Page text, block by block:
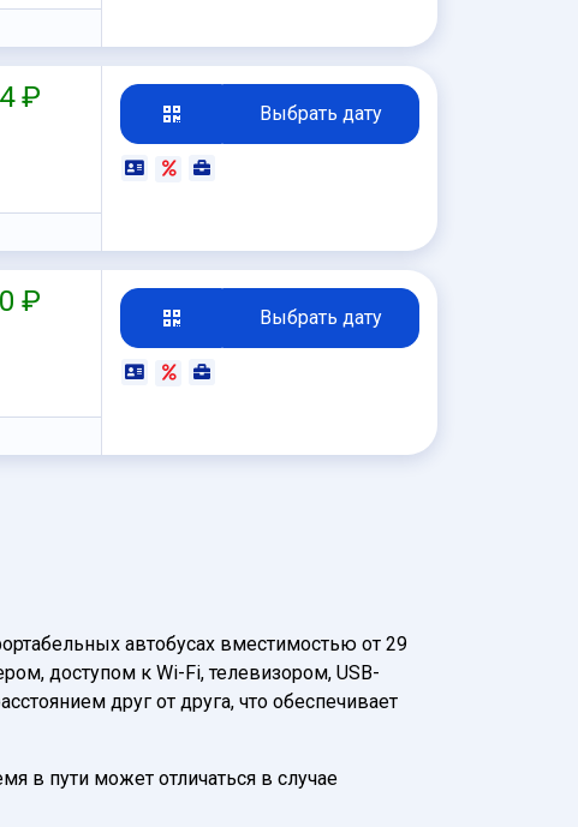
₽ Выбрать дату
₽ Выбрать дату
автобусах вместимостью от 29
доступом к Wi-Fi, телевизором, USB-
друг от друга, что обеспечивает
в пути может отличаться в случае